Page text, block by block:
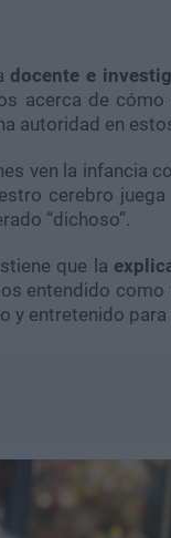
docente e
acerca de
autoridad en
ven la infancia
cerebro
“dichoso”.
que la
entendido
y entretenido para